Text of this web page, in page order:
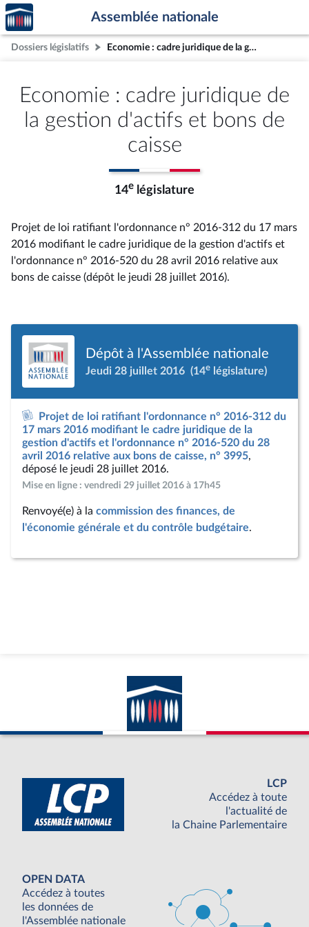
Aller au contenu
Aller en bas de la page
Accèder
à la
page
d'accueil
Assemblée nationale
Dossiers législatifs Economie : cadre juridique de la gestion d'actifs et bons de caisse
Economie : cadre juridique de
la gestion d'actifs et bons de
caisse
14e législature
Projet de loi ratifiant l'ordonnance n° 2016-312 du 17 mars
2016 modifiant le cadre juridique de la gestion d'actifs et
l'ordonnance n° 2016-520 du 28 avril 2016 relative aux
bons de caisse (dépôt le jeudi 28 juillet 2016).
Dépôt à l'Assemblée nationale
Jeudi 28 juillet 2016 (14e législature)
Projet de loi ratifiant l'ordonnance n° 2016-312 du
17 mars 2016 modifiant le cadre juridique de la
gestion d'actifs et l'ordonnance n° 2016-520 du 28
avril 2016 relative aux bons de caisse, n° 3995,
déposé le jeudi 28 juillet 2016.
Mise en ligne : vendredi 29 juillet 2016 à 17h45
Renvoyé(e) à la commission des finances, de
l'économie générale et du contrôle budgétaire.
LCP
Accédez à toute
l'actualité de
la Chaine Parlementaire
OPEN DATA
Accédez à toutes
les données de
l'Assemblée nationale